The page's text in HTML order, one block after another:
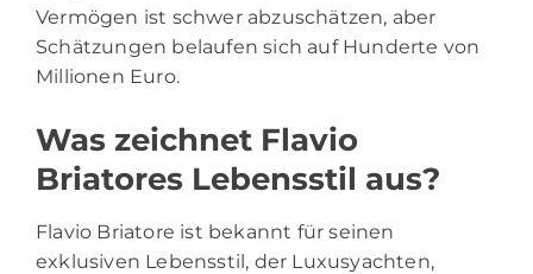
Vermögen ist schwer abzuschätzen, aber
Schätzungen belaufen sich auf Hunderte von
Millionen Euro.
Was zeichnet Flavio
Briatores Lebensstil aus?
Flavio Briatore ist bekannt für seinen
exklusiven Lebensstil, der Luxusyachten,